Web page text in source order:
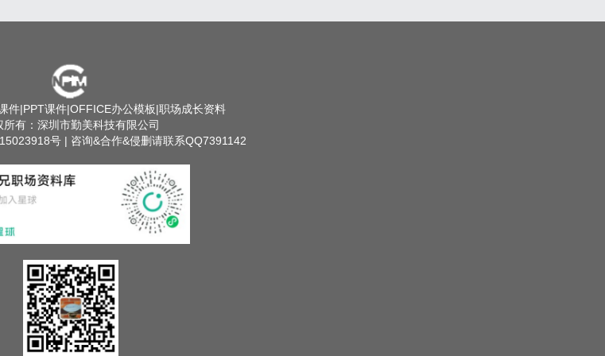
件|PPT课件|OFFICE办公模板|职场成长资料
所有：深圳市勤美科技有限公司
号| 咨询&合作&侵删请联系QQ7391142